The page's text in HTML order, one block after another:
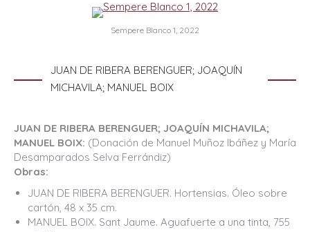
Sempere Blanco 1, 2022
JUAN DE RIBERA BERENGUER; JOAQUÍN
MICHAVILA; MANUEL BOIX
JUAN DE RIBERA BERENGUER; JOAQUÍN MICHAVILA;
MANUEL BOIX: (Donación de Manuel Muñoz Ibáñez y María
Desamparados Selva Ferrándiz)
Obras:
JUAN DE RIBERA BERENGUER. Hortensias. Óleo sobre
cartón, 48 x 35 cm.
MANUEL BOIX. Sant Jaume. Aguafuerte a una tinta, 755